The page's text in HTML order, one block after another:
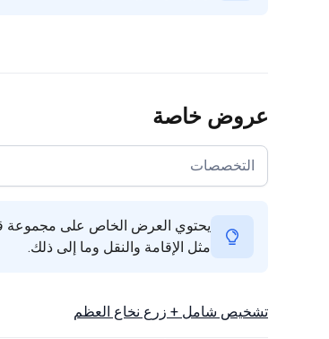
عروض خاصة
التخصصات
يحتوي العرض الخاص على مجموعة
مثل الإقامة والنقل وما إلى ذلك.
تشخيص شامل + زرع نخاع العظم